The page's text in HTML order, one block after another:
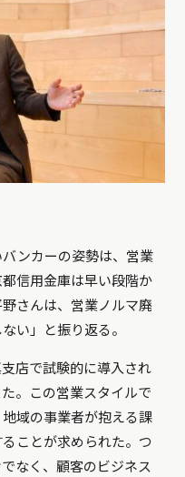
ンカーの姿勢は、営業
信用金庫は早い段階か
さんは、営業ノルマ廃
い」と振り返る。
店で試験的に導入され
。この営業スタイルで
域の事業者が抱える課
ことが求められた。つ
なく、顧客のビジネス